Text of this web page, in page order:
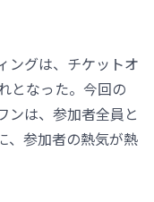
ングは、チケットオ
となった。今回の
ンは、参加者全員と
、参加者の熱気が熱